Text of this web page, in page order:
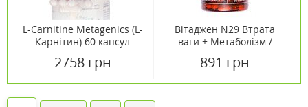
L-Carnitine Metagenics (L-
Карнітин) 60 капсул
2758 грн
Вітаджен N29 Втрата
ваги + Метаболізм /
Methabolism капсули
891 грн